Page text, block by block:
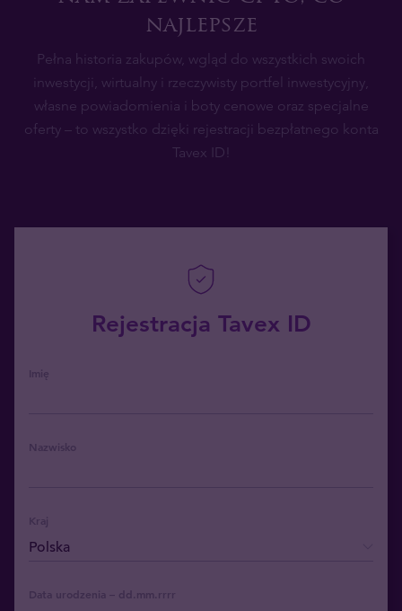
najlepsze
Pełna historia zakupów, wgląd do wszystkich swoich
inwestycji, wirtualny i rzeczywisty portfel inwestycyjny,
własne powiadomienia i boty cenowe oraz specjalne
oferty – to wszystko dzięki rejestracji bezpłatnego konta
Tavex ID!
Rejestracja Tavex ID
Imię
Nazwisko
Kraj
Data urodzenia – dd.mm.rrrr